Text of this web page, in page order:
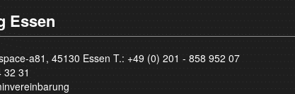
Essen
a81, 45130 Essen T.: +49 (0) 201 - 858 952 07
31